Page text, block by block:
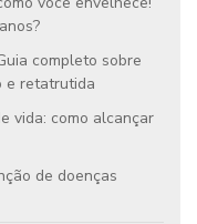
completo sobre
e retatrutida
vida: como alcançar
de doenças